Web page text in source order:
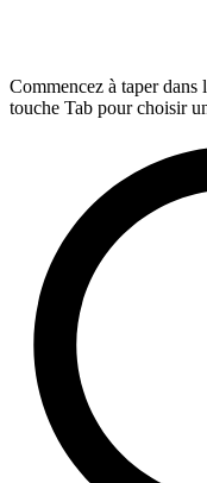
Commencez à taper dans
touche Tab pour choisir